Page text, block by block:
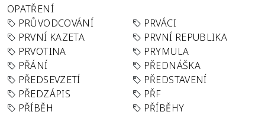
OPATŘENÍ
PRŮVODCOVÁNÍ
PRVÁCI
PRVNÍ KAZETA
PRVNÍ REPUBLIKA
PRVOTINA
PRYMULA
PŘÁNÍ
PŘEDNÁŠKA
PŘEDSEVZETÍ
PŘEDSTAVENÍ
PŘEDZÁPIS
PŘF
PŘÍBĚH
PŘÍBĚHY